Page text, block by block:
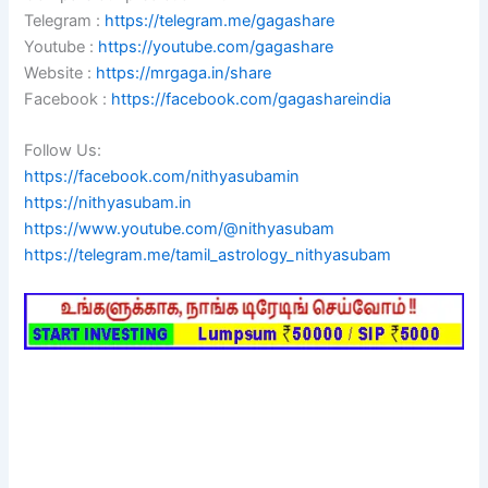
Telegram : https://telegram.me/gagashare
Youtube : https://youtube.com/gagashare
Website : https://mrgaga.in/share
Facebook : https://facebook.com/gagashareindia
Follow Us:
https://facebook.com/nithyasubamin
https://nithyasubam.in
https://www.youtube.com/@nithyasubam
https://telegram.me/tamil_astrology_nithyasubam